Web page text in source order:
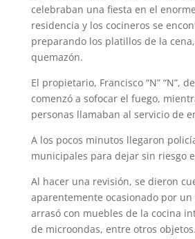
celebraban una fiesta en el
residencia y los cocineros se
preparando los platillos de la
quemazón.
El propietario, Francisco “N” “N”,
comenzó a sofocar el fuego,
personas llamaban al servicio de
A los pocos minutos llegaron
municipales para dejar sin riesgo
Al hacer una revisión, se dieron
aparentemente ocasionado por
arrasó con muebles de la cocina
de microondas, entre otros objetos.